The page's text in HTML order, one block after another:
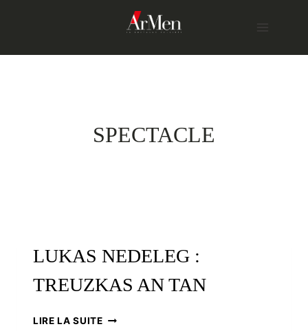
SPECTACLE
LUKAS NEDELEG :
TREUZKAS AN TAN
LIRE LA SUITELUKAS